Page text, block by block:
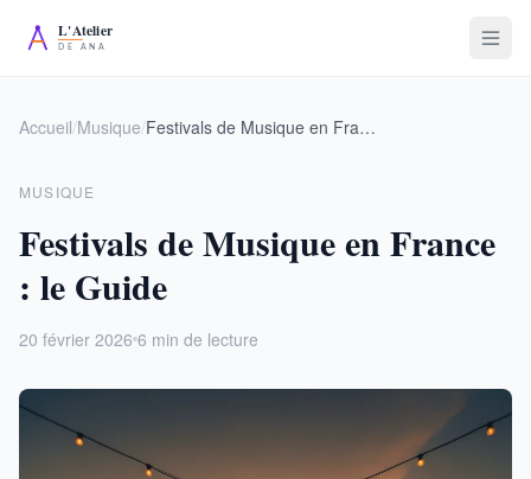
Accueil/Musique/ Festivals de Musique en France : le Guide
MUSIQUE
Festivals de Musique en France
: le Guide
20 février 2026 6 min de lecture